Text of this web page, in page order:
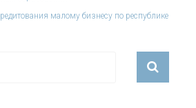
малому бизнесу по республике